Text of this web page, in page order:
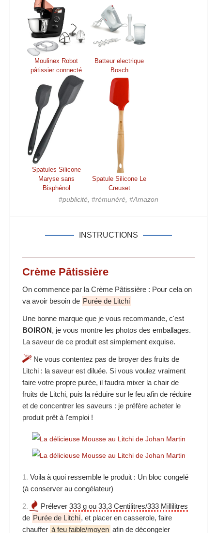
Moulinex Robot
pâtissier connecté
Batteur electrique
Bosch
Spatules Silicone
Maryse sans
Bisphénol
Spatule Silicone Le
Creuset
#publicité, #rémunéré, #Amazon
INSTRUCTIONS
Crème Pâtissière
On commence par la Crème Pâtissière : Pour cela on
va avoir besoin de Purée de Litchi
Une bonne marque que je vous recommande, c'est
BOIRON, je vous montre les photos des emballages.
La saveur de ce produit est simplement exquise.
Ne vous contentez pas de broyer des fruits de
Litchi : la saveur est diluée. Si vous voulez vraiment
faire votre propre purée, il faudra mixer la chair de
fruits de Litchi, puis la réduire sur le feu afin de réduire
et de concentrer les saveurs : je préfère acheter le
produit prêt à l'emploi !
1. Voila à quoi ressemble le produit : Un bloc congelé
(à conserver au congélateur)
2. Prélever 333 g ou 33,3 Centilitres/333 Millilitres
de Purée de Litchi, et placer en casserole, faire
chauffer à feu faible/moyen afin de décongeler